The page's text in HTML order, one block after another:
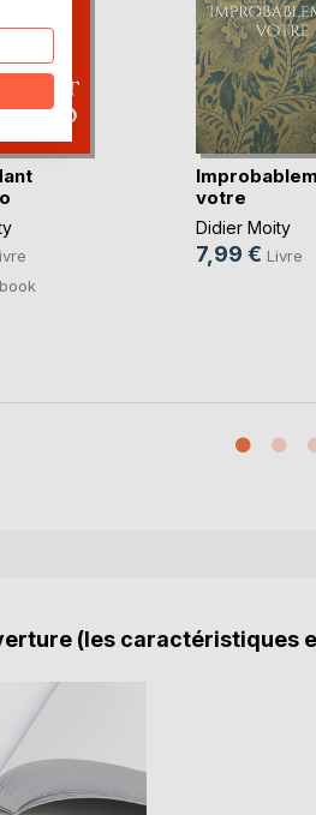
votre
Didier Moity
7,99 € Livre
(les caractéristiques